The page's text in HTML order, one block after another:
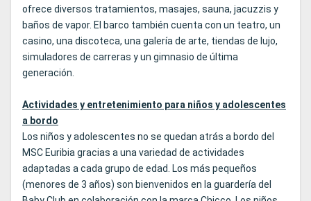
ofrece diversos tratamientos, masajes, sauna, jacuzzis y
baños de vapor. El barco también cuenta con un teatro, un
casino, una discoteca, una galería de arte, tiendas de lujo,
simuladores de carreras y un gimnasio de última
generación.
Actividades y entretenimiento para niños y adolescentes
a bordo
Los niños y adolescentes no se quedan atrás a bordo del
MSC Euribia gracias a una variedad de actividades
adaptadas a cada grupo de edad. Los más pequeños
(menores de 3 años) son bienvenidos en la guardería del